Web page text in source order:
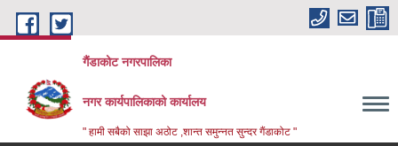
Skip to main content
गैंडाकोट नगरपालिका
नगर कार्यपालिकाको कार्यालय
" हामी सबैको साझा अठोट ,शान्त समुन्नत सुन्दर गैंडाकोट "